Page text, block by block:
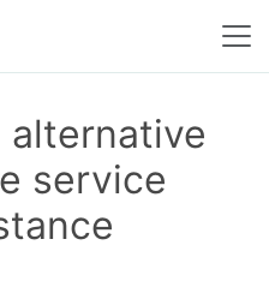
alternative
service